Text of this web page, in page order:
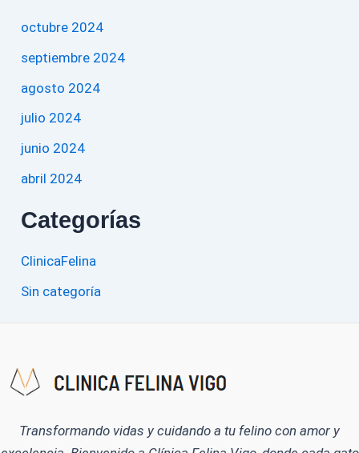
octubre 2024
septiembre 2024
agosto 2024
julio 2024
junio 2024
abril 2024
Categorías
ClinicaFelina
Sin categoría
Transformando vidas y cuidando a tu felino con amor y